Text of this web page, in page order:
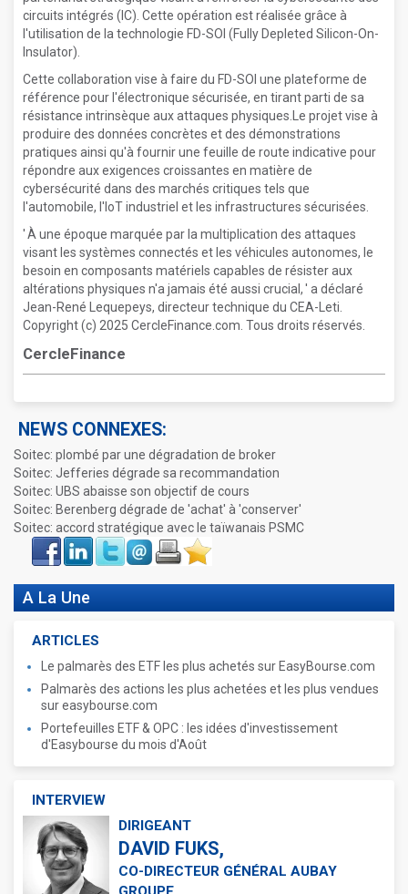
circuits intégrés (IC). Cette opération est réalisée grâce à
l'utilisation de la technologie FD-SOI (Fully Depleted Silicon-On-
Insulator).
Cette collaboration vise à faire du FD-SOI une plateforme de
référence pour l'électronique sécurisée, en tirant parti de sa
résistance intrinsèque aux attaques physiques.Le projet vise à
produire des données concrètes et des démonstrations
pratiques ainsi qu'à fournir une feuille de route indicative pour
répondre aux exigences croissantes en matière de
cybersécurité dans des marchés critiques tels que
l'automobile, l'IoT industriel et les infrastructures sécurisées.
' À une époque marquée par la multiplication des attaques
visant les systèmes connectés et les véhicules autonomes, le
besoin en composants matériels capables de résister aux
altérations physiques n'a jamais été aussi crucial, ' a déclaré
Jean-René Lequepeys, directeur technique du CEA-Leti.
Copyright (c) 2025 CercleFinance.com. Tous droits réservés.
CercleFinance
NEWS CONNEXES:
Soitec: plombé par une dégradation de broker
Soitec: Jefferies dégrade sa recommandation
Soitec: UBS abaisse son objectif de cours
Soitec: Berenberg dégrade de 'achat' à 'conserver'
Soitec: accord stratégique avec le taïwanais PSMC
Face
book
LinkIn Twitter Envoyer ImprimerFavoris
A La Une
ARTICLES
Le palmarès des ETF les plus achetés sur EasyBourse.com
Palmarès des actions les plus achetées et les plus vendues
sur easybourse.com
Portefeuilles ETF & OPC : les idées d'investissement
d'Easybourse du mois d'Août
INTERVIEW
DIRIGEANT
DAVID FUKS,
CO-DIRECTEUR GÉNÉRAL AUBAY